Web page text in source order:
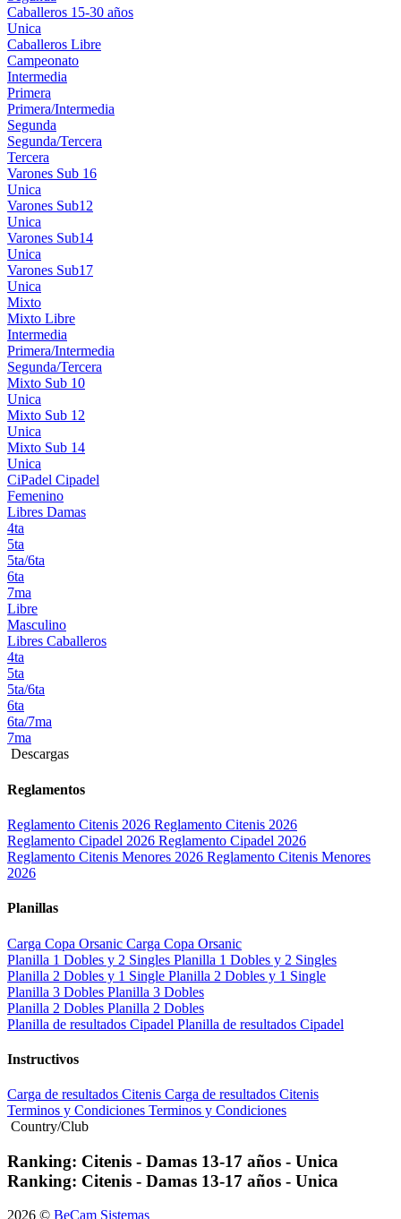
Caballeros 15-30 años
Unica
Caballeros Libre
Campeonato
Intermedia
Primera
Primera/Intermedia
Segunda
Segunda/Tercera
Tercera
Varones Sub 16
Unica
Varones Sub12
Unica
Varones Sub14
Unica
Varones Sub17
Unica
Mixto
Mixto Libre
Intermedia
Primera/Intermedia
Segunda/Tercera
Mixto Sub 10
Unica
Mixto Sub 12
Unica
Mixto Sub 14
Unica
CiPadel Cipadel
Femenino
Libres Damas
4ta
5ta
5ta/6ta
6ta
7ma
Libre
Masculino
Libres Caballeros
4ta
5ta
5ta/6ta
6ta
6ta/7ma
7ma
Descargas
Reglamentos
Reglamento Citenis 2026 Reglamento Citenis 2026
Reglamento Cipadel 2026 Reglamento Cipadel 2026
Reglamento Citenis Menores 2026 Reglamento Citenis Menores
2026
Planillas
Carga Copa Orsanic Carga Copa Orsanic
Planilla 1 Dobles y 2 Singles Planilla 1 Dobles y 2 Singles
Planilla 2 Dobles y 1 Single Planilla 2 Dobles y 1 Single
Planilla 3 Dobles Planilla 3 Dobles
Planilla 2 Dobles Planilla 2 Dobles
Planilla de resultados Cipadel Planilla de resultados Cipadel
Instructivos
Carga de resultados Citenis Carga de resultados Citenis
Terminos y Condiciones Terminos y Condiciones
Country/Club
Ranking: Citenis - Damas 13-17 años - Unica
Ranking: Citenis - Damas 13-17 años - Unica
2026 © BeCam Sistemas